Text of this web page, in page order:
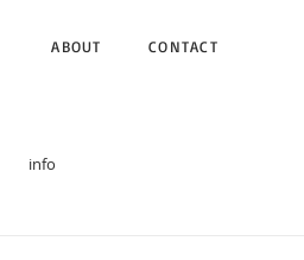
ABOUT CONTACT
info